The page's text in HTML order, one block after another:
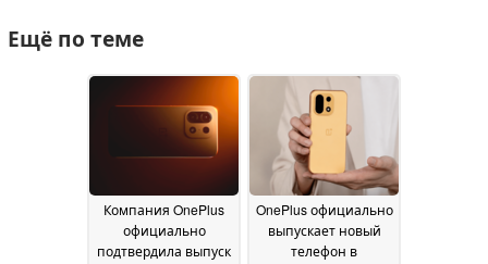
Ещё по теме
Компания OnePlus
официально
подтвердила выпуск
OnePlus официально
выпускает новый
телефон в